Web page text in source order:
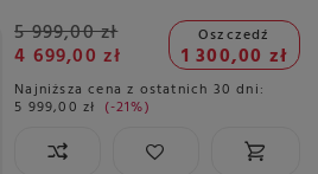
5 999,00 zł
4 699,00 zł
Oszczedź
1 300,00 zł
Najniższa cena z ostatnich 30 dni:
5 999,00 zł -21%